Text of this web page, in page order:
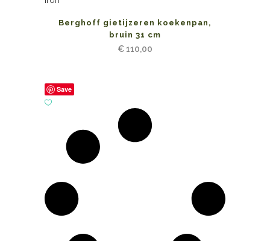
Berghoff gietijzeren koekenpan,
bruin 31 cm
€110,00
Save